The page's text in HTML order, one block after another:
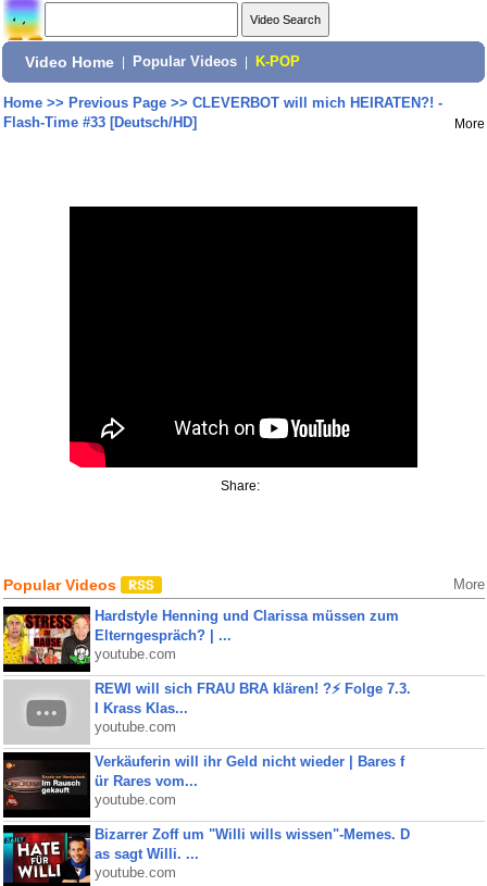
Video Home Popular Videos K-POP
Home>> Previous Page>> CLEVERBOT will mich HEIRATEN?! -
Flash-Time #33 [Deutsch/HD]
More
Share:
Popular Videos More
Hardstyle Henning und Clarissa müssen zum
Elterngespräch? | ...
youtube.com
REWI will sich FRAU BRA klären! ?⚡️ Folge 7.3.
I Krass Klas...
youtube.com
Verkäuferin will ihr Geld nicht wieder | Bares f
ür Rares vom...
youtube.com
Bizarrer Zoff um "Willi wills wissen"-Memes. D
as sagt Willi. ...
youtube.com